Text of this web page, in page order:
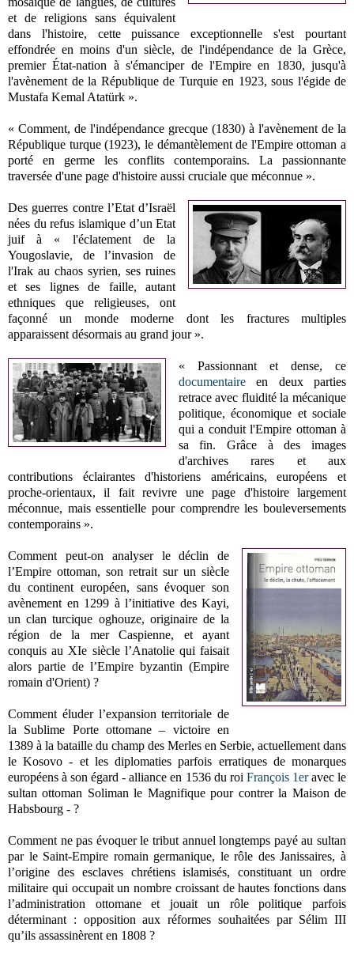
et de religions sans équivalent
dans l'histoire, cette puissance exceptionnelle s'est pourtant
effondrée en moins d'un siècle, de l'indépendance de la Grèce,
premier État-nation à s'émanciper de l'Empire en 1830, jusqu'à
l'avènement de la République de Turquie en 1923, sous l'égide de
Mustafa Kemal Atatürk ».
« Comment, de l'indépendance grecque (1830) à l'avènement de la
République turque (1923), le démantèlement de l'Empire ottoman a
porté en germe les conflits contemporains. La passionnante
traversée d'une page d'histoire aussi cruciale que méconnue ».
Des guerres contre l’Etat d’Israël
nées du refus islamique d’un Etat
juif à « l'éclatement de la
Yougoslavie, de l’invasion de
l'Irak au chaos syrien, ses ruines
et ses lignes de faille, autant
ethniques que religieuses, ont
façonné un monde moderne dont les fractures multiples
apparaissent désormais au grand jour ».
« Passionnant et dense, ce
documentaireen deux parties
retrace avec fluidité la mécanique
politique, économique et sociale
qui a conduit l'Empire ottoman à
sa fin. Grâce à des images
d'archives rares et aux
contributions éclairantes d'historiens américains, européens et
proche-orientaux, il fait revivre une page d'histoire largement
méconnue, mais essentielle pour comprendre les bouleversements
contemporains ».
Comment peut-on analyser le déclin de
l’Empire ottoman, son retrait sur un siècle
du continent européen, sans évoquer son
avènement en 1299 à l’initiative des Kayi,
un clan turcique oghouze, originaire de la
région de la mer Caspienne, et ayant
conquis au XIe siècle l’Anatolie qui faisait
alors partie de l’Empire byzantin (Empire
romain d'Orient) ?
Comment éluder l’expansion territoriale de
la Sublime Porte ottomane – victoire en
1389 à la bataille du champ des Merles en Serbie, actuellement dans
le Kosovo - et les diplomaties parfois erratiques de monarques
européens à son égard - alliance en 1536 du roi François 1eravec le
sultan ottoman Soliman le Magnifique pour contrer la Maison de
Habsbourg - ?
Comment ne pas évoquer le tribut annuel longtemps payé au sultan
par le Saint-Empire romain germanique, le rôle des Janissaires, à
l’origine des esclaves chrétiens islamisés, constituant un ordre
militaire qui occupait un nombre croissant de hautes fonctions dans
l’administration ottomane et jouait un rôle politique parfois
déterminant : opposition aux réformes souhaitées par Sélim III
qu’ils assassinèrent en 1808 ?